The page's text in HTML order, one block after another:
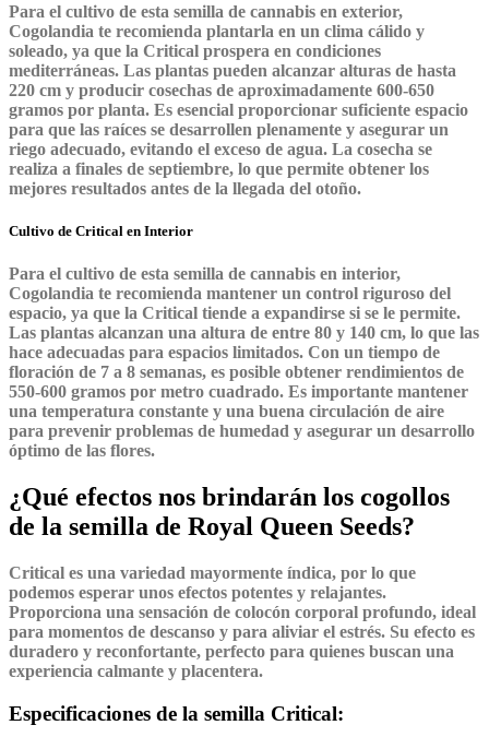
Para el cultivo de esta semilla de cannabis en exterior,
Cogolandia te recomienda plantarla en un clima cálido y
soleado, ya que la Critical prospera en condiciones
mediterráneas. Las plantas pueden alcanzar alturas de hasta
220 cm y producir cosechas de aproximadamente 600-650
gramos por planta. Es esencial proporcionar suficiente espacio
para que las raíces se desarrollen plenamente y asegurar un
riego adecuado, evitando el exceso de agua. La cosecha se
realiza a finales de septiembre, lo que permite obtener los
mejores resultados antes de la llegada del otoño.
Cultivo de Critical en Interior
Para el cultivo de esta semilla de cannabis en interior,
Cogolandia te recomienda mantener un control riguroso del
espacio, ya que la Critical tiende a expandirse si se le permite.
Las plantas alcanzan una altura de entre 80 y 140 cm, lo que las
hace adecuadas para espacios limitados. Con un tiempo de
floración de 7 a 8 semanas, es posible obtener rendimientos de
550-600 gramos por metro cuadrado. Es importante mantener
una temperatura constante y una buena circulación de aire
para prevenir problemas de humedad y asegurar un desarrollo
óptimo de las flores.
¿Qué efectos nos brindarán los cogollos
de la semilla de Royal Queen Seeds?
Critical es una variedad mayormente índica, por lo que
podemos esperar unos efectos potentes y relajantes.
Proporciona una sensación de colocón corporal profundo, ideal
para momentos de descanso y para aliviar el estrés. Su efecto es
duradero y reconfortante, perfecto para quienes buscan una
experiencia calmante y placentera.
Especificaciones de la semilla Critical: